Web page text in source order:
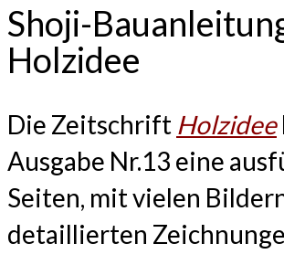
Shoji-
Holzidee
Die Zeitschrift Holzidee
Ausgabe Nr.13 eine
Seiten, mit vielen
detaillierten